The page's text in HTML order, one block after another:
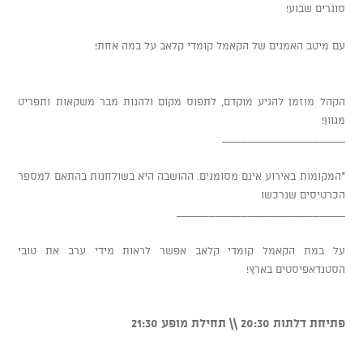
סוגרים שבוע!
עם מיטב האמנים של הקאמל קומדי קלאב על במה אחת!
הקהל מוזמן להגיע מוקדם, לתפוס מקום ולהנות מבר משקאות ותפריט
מגוון!
*המקומות באירוע אינם מסומנים. ההושבה היא בשולחנות בהתאם למספר
הכרטיסים שנרכשו
על במת הקאמל קומדי קלאב אפשר לראות מידי ערב את טובי
הסטנדאפיסטים בארץ!
פתיחת דלתות 20:30 \\ תחילת מופע 21:30